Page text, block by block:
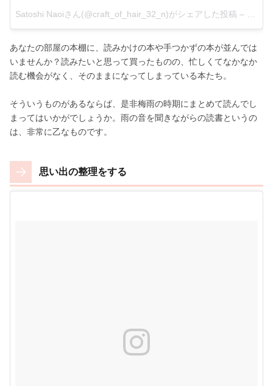
Satoshi Naoiさん(@craft_of_hair_32_n)がシェアした投稿 –
あなたの部屋の本棚に、読みかけの本や手つかずの本が並んでは
いませんか？読みたいと思って買ったものの、忙しくてなかなか
読む機会がなく、そのままになってしまっている本たち。
そういうものがあるならば、是非梅雨の時期にまとめて読んでし
まってはいかがでしょうか。雨の音を聞きながらの読書というの
は、非常に乙なものです。
思い出の整理をする